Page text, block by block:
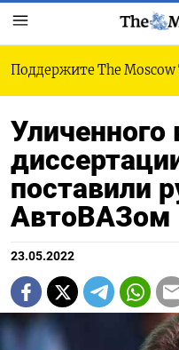
Поддержите The Moscow
Уличенного
поставили
АвтоВАЗом
23.05.2022